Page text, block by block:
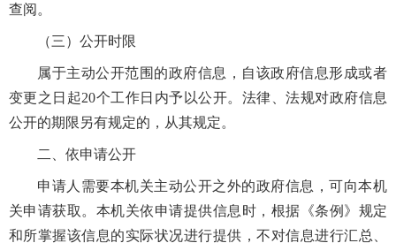
查阅。
（三）公开时限
属于主动公开范围的政府信息，自该政府信息形成或者
变更之日起20个工作日内予以公开。法律、法规对政府信息
公开的期限另有规定的，从其规定。
二、依申请公开
申请人需要本机关主动公开之外的政府信息，可向本机
关申请获取。本机关依申请提供信息时，根据《条例》规定
和所掌握该信息的实际状况进行提供，不对信息进行汇总、